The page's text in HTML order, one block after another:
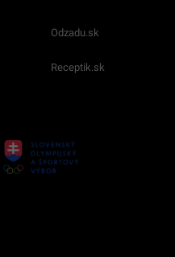
Odzadu.sk
Receptik.sk